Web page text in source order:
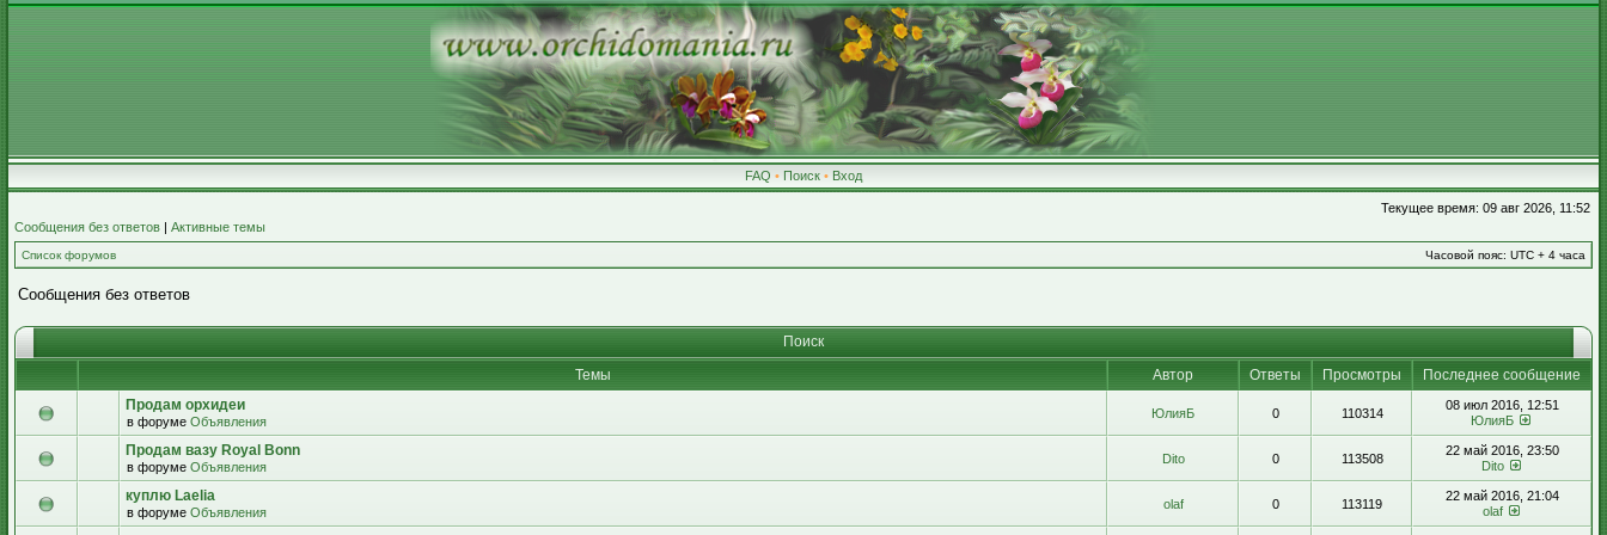
FAQ • Поиск • Вход
Текущее время: 09 авг 2026, 11:52
Сообщения без ответов | Активные темы
Список форумов Часовой пояс: UTC + 4 часа
Сообщения без ответов
Поиск
Темы
Автор Ответы Просмотры
Последнее сообщение
Продам орхидеи
в форуме Объявления
ЮлияБ 0 110314
08 июл 2016, 12:51
ЮлияБ
Продам вазу Royal Bonn
в форуме Объявления
Dito 0 113508
22 май 2016, 23:50
Dito
куплю Laelia
в форуме Объявления
olaf 0 113119
22 май 2016, 21:04
olaf